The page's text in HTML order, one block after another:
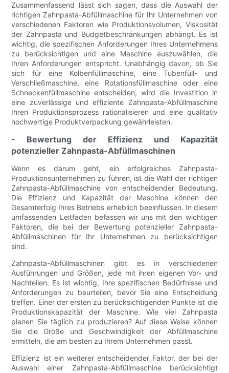
Zusammenfassend lässt sich sagen, dass die Auswahl der
richtigen Zahnpasta-Abfüllmaschine für Ihr Unternehmen von
verschiedenen Faktoren wie Produktionsvolumen, Viskosität
der Zahnpasta und Budgetbeschränkungen abhängt. Es ist
wichtig, die spezifischen Anforderungen Ihres Unternehmens
zu berücksichtigen und eine Maschine auszuwählen, die
Ihren Anforderungen entspricht. Unabhängig davon, ob Sie
sich für eine Kolbenfüllmaschine, eine Tubenfüll- und
Verschließmaschine, eine Rotationsfüllmaschine oder eine
Schneckenfüllmaschine entscheiden, wird die Investition in
eine zuverlässige und effiziente Zahnpasta-Abfüllmaschine
Ihren Produktionsprozess rationalisieren und eine qualitativ
hochwertige Produktverpackung gewährleisten.
- Bewertung der Effizienz und Kapazität
potenzieller Zahnpasta-Abfüllmaschinen
Wenn es darum geht, ein erfolgreiches Zahnpasta-
Produktionsunternehmen zu führen, ist die Wahl der richtigen
Zahnpasta-Abfüllmaschine von entscheidender Bedeutung.
Die Effizienz und Kapazität der Maschine können den
Gesamterfolg Ihres Betriebs erheblich beeinflussen. In diesem
umfassenden Leitfaden befassen wir uns mit den wichtigen
Faktoren, die bei der Bewertung potenzieller Zahnpasta-
Abfüllmaschinen für Ihr Unternehmen zu berücksichtigen
sind.
Zahnpasta-Abfüllmaschinen gibt es in verschiedenen
Ausführungen und Größen, jede mit ihren eigenen Vor- und
Nachteilen. Es ist wichtig, Ihre spezifischen Bedürfnisse und
Anforderungen zu beurteilen, bevor Sie eine Entscheidung
treffen. Einer der ersten zu berücksichtigenden Punkte ist die
Produktionskapazität der Maschine. Wie viel Zahnpasta
planen Sie täglich zu produzieren? Auf diese Weise können
Sie die Größe und Geschwindigkeit der Abfüllmaschine
ermitteln, die am besten zu Ihrem Unternehmen passt.
Effizienz ist ein weiterer entscheidender Faktor, der bei der
Auswahl einer Zahnpasta-Abfüllmaschine berücksichtigt